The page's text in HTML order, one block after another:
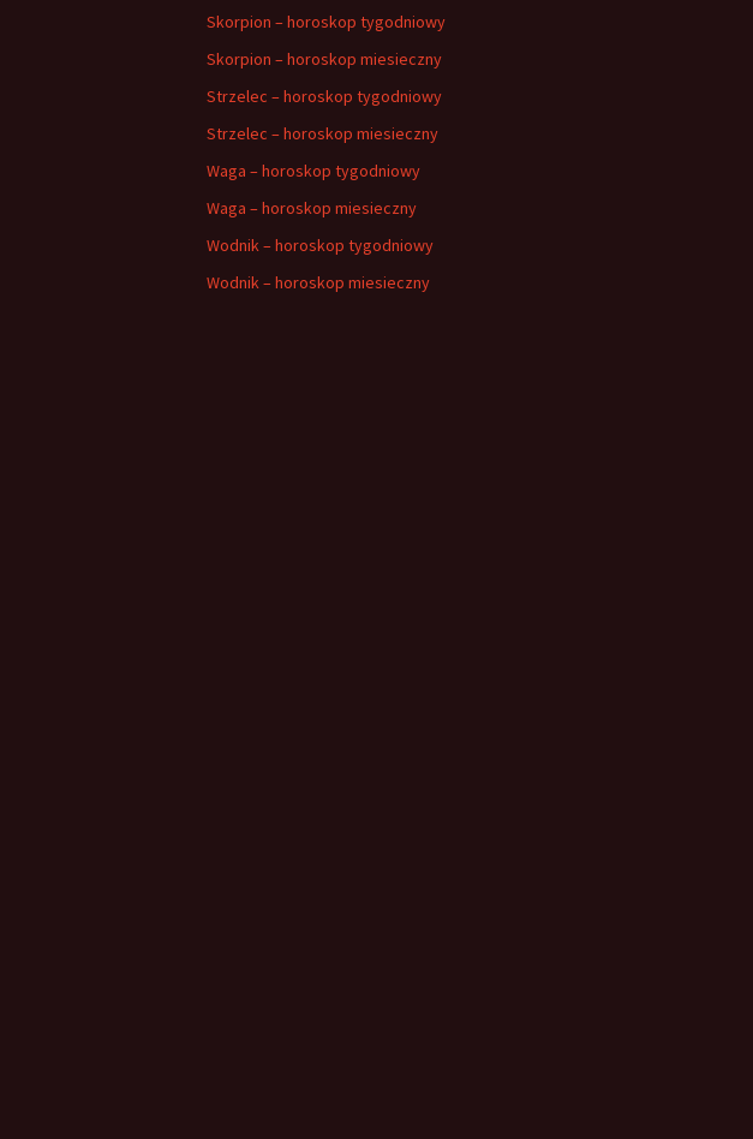
Skorpion – horoskop tygodniowy
Skorpion – horoskop miesieczny
Strzelec – horoskop tygodniowy
Strzelec – horoskop miesieczny
Waga – horoskop tygodniowy
Waga – horoskop miesieczny
Wodnik – horoskop tygodniowy
Wodnik – horoskop miesieczny